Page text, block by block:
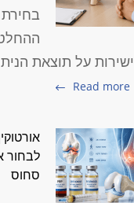
ישירות על תוצאת
Read more
לבחור
סחוס